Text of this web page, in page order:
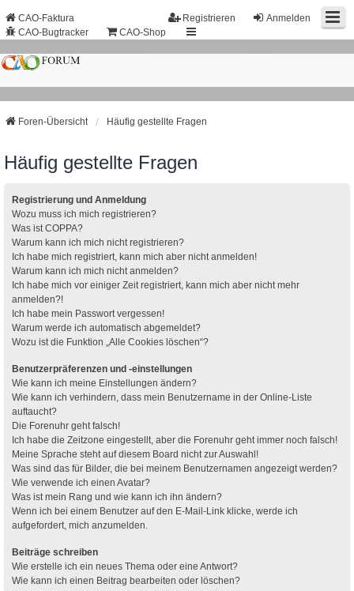
Anmelden
Registrieren
CAO-Faktura
CAO-Bugtracker
CAO-Shop
Foren-Übersicht Häufig gestellte Fragen
Häufig gestellte Fragen
Registrierung und Anmeldung
Wozu muss ich mich registrieren?
Was ist COPPA?
Warum kann ich mich nicht registrieren?
Ich habe mich registriert, kann mich aber nicht anmelden!
Warum kann ich mich nicht anmelden?
Ich habe mich vor einiger Zeit registriert, kann mich aber nicht mehr
anmelden?!
Ich habe mein Passwort vergessen!
Warum werde ich automatisch abgemeldet?
Wozu ist die Funktion „Alle Cookies löschen“?
Benutzerpräferenzen und -einstellungen
Wie kann ich meine Einstellungen ändern?
Wie kann ich verhindern, dass mein Benutzername in der Online-Liste
auftaucht?
Die Forenuhr geht falsch!
Ich habe die Zeitzone eingestellt, aber die Forenuhr geht immer noch falsch!
Meine Sprache steht auf diesem Board nicht zur Auswahl!
Was sind das für Bilder, die bei meinem Benutzernamen angezeigt werden?
Wie verwende ich einen Avatar?
Was ist mein Rang und wie kann ich ihn ändern?
Wenn ich bei einem Benutzer auf den E-Mail-Link klicke, werde ich
aufgefordert, mich anzumelden.
Beiträge schreiben
Wie erstelle ich ein neues Thema oder eine Antwort?
Wie kann ich einen Beitrag bearbeiten oder löschen?